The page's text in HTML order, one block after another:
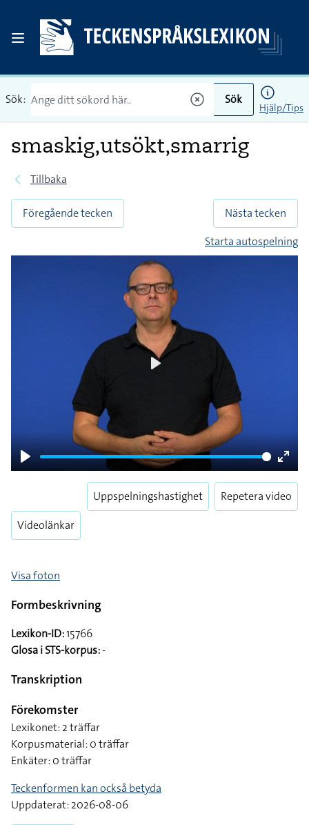
Sök: Sök
Hjälp/Tips
smaskig,utsökt,smarrig
Tillbaka
Föregående tecken
Nästa tecken
Starta autospelning
Play
Enter
Videolänkar
Uppspelningshastighet Repetera video
Visa foton
Formbeskrivning
Lexikon-ID:15766
Glosa i STS-korpus:-
Transkription
Förekomster
Lexikonet: 2 träffar
Korpusmaterial: 0 träffar
Enkäter: 0 träffar
Teckenformen kan också betyda
Uppdaterat: 2026-08-06